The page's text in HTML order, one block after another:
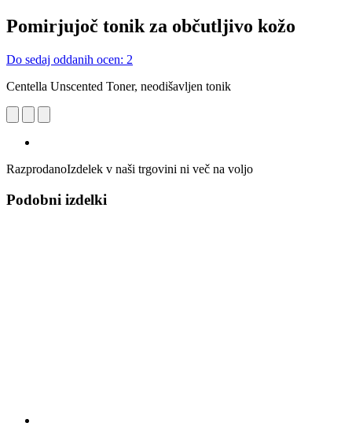
Pomirjujoč tonik za občutljivo kožo
Do sedaj oddanih ocen: 2
Centella Unscented Toner, neodišavljen tonik
RazprodanoIzdelek v naši trgovini ni več na voljo
Podobni izdelki